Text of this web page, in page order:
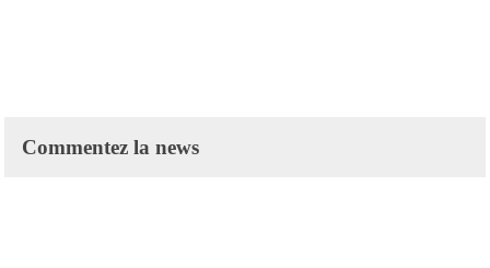
Commentez la news